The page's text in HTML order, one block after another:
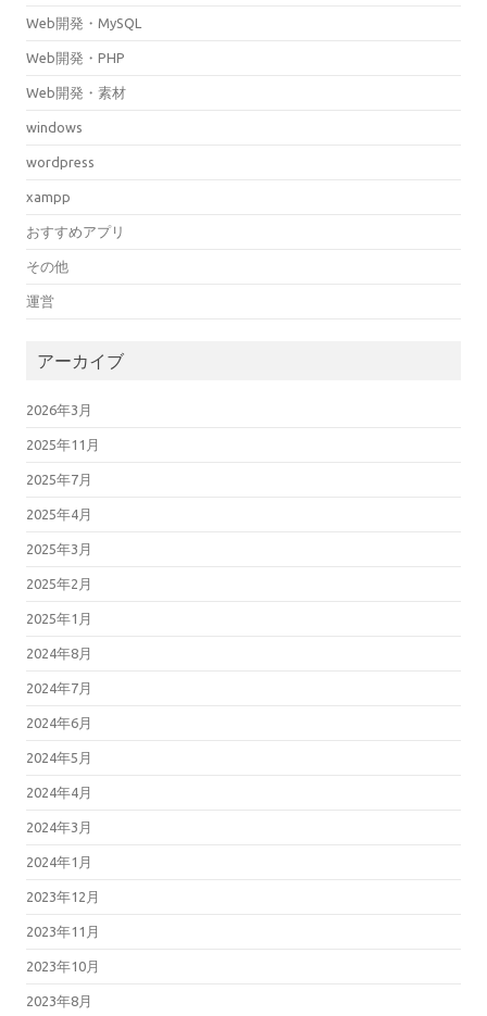
Web開発・MySQL
Web開発・PHP
Web開発・素材
windows
wordpress
xampp
おすすめアプリ
その他
運営
アーカイブ
2026年3月
2025年11月
2025年7月
2025年4月
2025年3月
2025年2月
2025年1月
2024年8月
2024年7月
2024年6月
2024年5月
2024年4月
2024年3月
2024年1月
2023年12月
2023年11月
2023年10月
2023年8月